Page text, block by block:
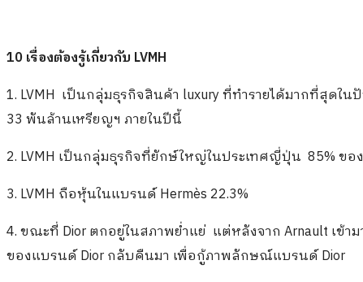
10 เรื่องต้องรู้เกี่ยวกับ LVMH
1. LVMH เป็นกลุ่มธุรกิจสินค้า luxury ที่ทำรายได้มากที่สุด
33 พันล้านเหรียญฯ ภายในปีนี้
2. LVMH เป็นกลุ่มธุรกิจที่ยักษ์ใหญ่ในประเทศญี่ปุ่น 85% ข
3. LVMH ถือหุ้นในแบรนด์ Hermès 22.3%
4. ขณะที่ Dior ตกอยู่ในสภาพย่ำแย่ แต่หลังจาก Arnault เข้
ของแบรนด์ Dior กลับคืนมา เพื่อกู้ภาพลักษณ์แบรนด์ Dior